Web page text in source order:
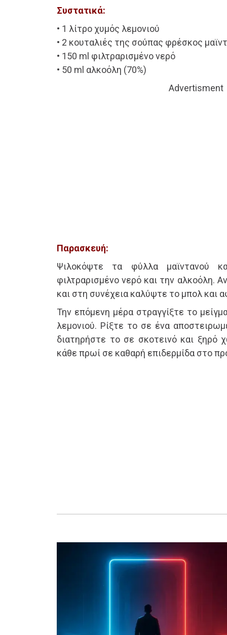
Συστατικά:
• 1 λίτρο χυμός λεμονιού
• 2 κουταλιές της σούπας φρέσκος
• 150 ml φιλτραρισμένο νερό
• 50 ml αλκοόλη (70%)
Advertisment
Παρασκευή:
Ψιλοκόψτε τα φύλλα μαϊντανού
φιλτραρισμένο νερό και την αλκοόλη.
και στη συνέχεια καλύψτε το μπολ και
Την επόμενη μέρα στραγγίξτε το
λεμονιού. Ρίξτε το σε ένα
διατηρήστε το σε σκοτεινό και
κάθε πρωί σε καθαρή επιδερμίδα στο